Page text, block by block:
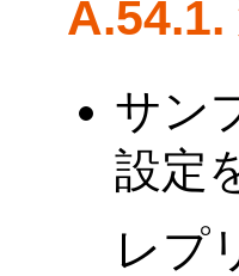
A.54.1.
サン
設定
レプ